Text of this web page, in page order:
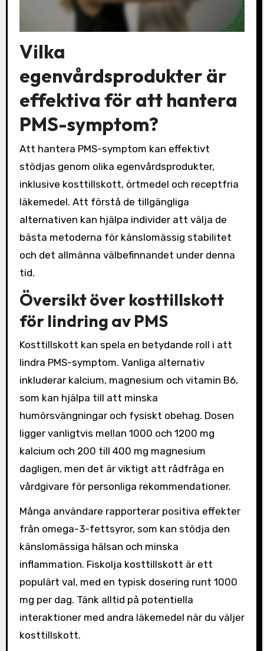
Vilka
egenvårdsprodukter är
effektiva för att hantera
PMS-symptom?
Att hantera PMS-symptom kan effektivt
stödjas genom olika egenvårdsprodukter,
inklusive kosttillskott, örtmedel och receptfria
läkemedel. Att förstå de tillgängliga
alternativen kan hjälpa individer att välja de
bästa metoderna för känslomässig stabilitet
och det allmänna välbefinnandet under denna
tid.
Översikt över kosttillskott
för lindring av PMS
Kosttillskott kan spela en betydande roll i att
lindra PMS-symptom. Vanliga alternativ
inkluderar kalcium, magnesium och vitamin B6,
som kan hjälpa till att minska
humörsvängningar och fysiskt obehag. Dosen
ligger vanligtvis mellan 1000 och 1200 mg
kalcium och 200 till 400 mg magnesium
dagligen, men det är viktigt att rådfråga en
vårdgivare för personliga rekommendationer.
Många användare rapporterar positiva effekter
från omega-3-fettsyror, som kan stödja den
känslomässiga hälsan och minska
inflammation. Fiskolja kosttillskott är ett
populärt val, med en typisk dosering runt 1000
mg per dag. Tänk alltid på potentiella
interaktioner med andra läkemedel när du väljer
kosttillskott.